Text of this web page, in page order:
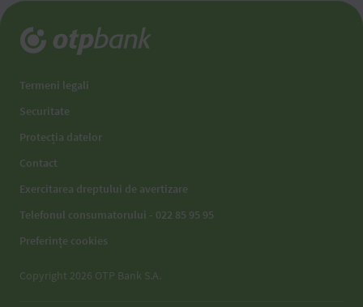
Termeni legali
Securitate
Protecția datelor
Contact
Exercitarea dreptului de avertizare
Telefonul consumatorului - 022 85 95 95
Preferințe cookies
Copyright 2026 OTP Bank S.A.